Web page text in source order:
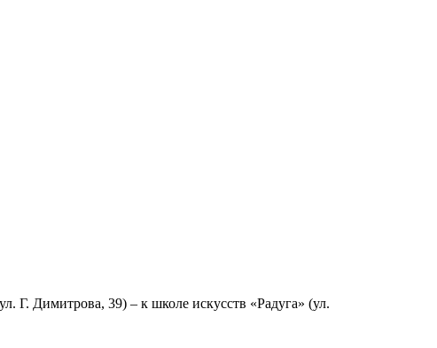
Г. Димитрова, 39) – к школе искусств «Радуга» (ул.